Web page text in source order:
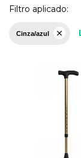
Filtro aplicado:
Cinza/azul